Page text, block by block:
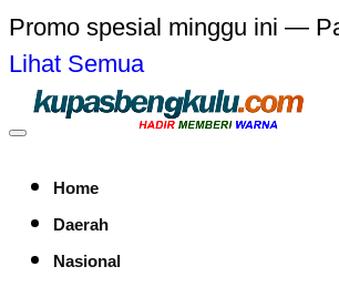
Promo spesial minggu ini —
Lihat Semua
Home
Daerah
Nasional